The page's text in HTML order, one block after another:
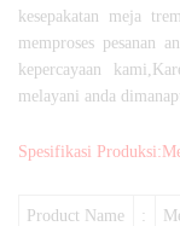
kesepakatan meja
memproses pesanan
kepercayaan
melayani anda
Spesifikasi
Product Name :